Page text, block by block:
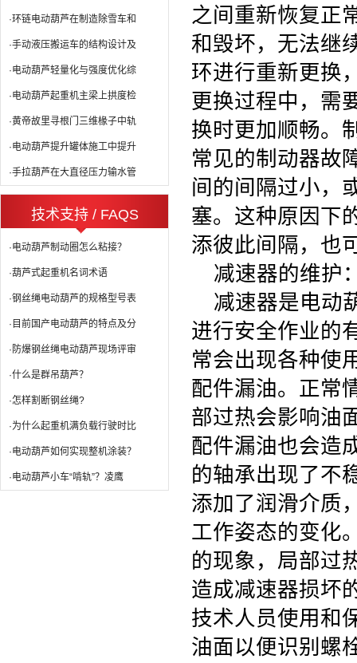
·环链电动葫芦在制造除雪车和
·手动液压搬运车的结构设计及
·电动葫芦轻量化与强度优化综
·电动葫芦起重机主梁上拱度检
·黄帝故里寻根门三维椽子中轨
·电动葫芦提升罐体施工中提升
·手拉葫芦在大直径压力输水管
技术支持 / FAQS
·电动葫芦制动圈怎么粘接？
·葫芦式起重机名词术语
·钢丝绳电动葫芦的规格型号表
·目前国产电动葫芦的特点及分
·防爆钢丝绳电动葫芦现场评审
·什么是群吊葫芦？
·怎样割断钢丝绳?
·为什么起重机满负载行驶时比
·电动葫芦如何实现整机涂装？
·电动葫芦小车“啃轨”？凌鹰
之间重新恢复正
和毁坏，无法继
环进行重新更换
更换过程中，需
换时更加顺畅。
常见的制动器故
间的间隔过小，
塞。这种原因下
添彼此间隔，也
减速器的维护
减速器是电动
进行安全作业的
常会出现各种使
配件漏油。正常
部过热会影响油
配件漏油也会造
的轴承出现了不
添加了润滑介质
工作姿态的变化
的现象，局部过
造成减速器损坏
技术人员使用和
油面以便识别螺